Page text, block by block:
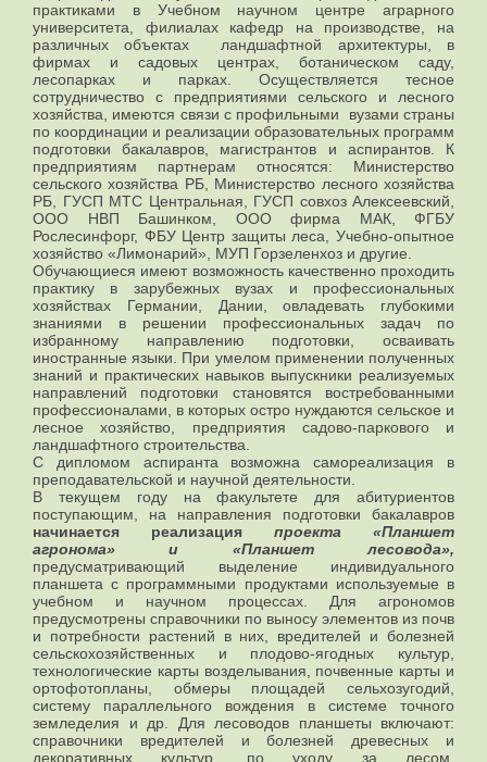
практиками в Учебном научном центре аграрного
университета, филиалах кафедр на производстве, на
различных объектах ландшафтной архитектуры, в
фирмах и садовых центрах, ботаническом саду,
лесопарках и парках. Осуществляется тесное
сотрудничество с предприятиями сельского и лесного
хозяйства, имеются связи с профильными вузами страны
по координации и реализации образовательных программ
подготовки бакалавров, магистрантов и аспирантов. К
предприятиям партнерам относятся: Министерство
сельского хозяйства РБ, Министерство лесного хозяйства
РБ, ГУСП МТС Центральная, ГУСП совхоз Алексеевский,
ООО НВП Башинком, ООО фирма МАК, ФГБУ
Рослесинфорг, ФБУ Центр защиты леса, Учебно-опытное
хозяйство «Лимонарий», МУП Горзеленхоз и другие.
Обучающиеся имеют возможность качественно проходить
практику в зарубежных вузах и профессиональных
хозяйствах Германии, Дании, овладевать глубокими
знаниями в решении профессиональных задач по
избранному направлению подготовки, осваивать
иностранные языки. При умелом применении полученных
знаний и практических навыков выпускники реализуемых
направлений подготовки становятся востребованными
профессионалами, в которых остро нуждаются сельское и
лесное хозяйство, предприятия садово-паркового и
ландшафтного строительства.
С дипломом аспиранта возможна самореализация в
преподавательской и научной деятельности.
В текущем году на факультете для абитуриентов
поступающим, на направления подготовки бакалавров
начинается реализация проекта «Планшет
агронома» и «Планшет лесовода»,
предусматривающий выделение индивидуального
планшета с программными продуктами используемые в
учебном и научном процессах. Для агрономов
предусмотрены справочники по выносу элементов из почв
и потребности растений в них, вредителей и болезней
сельскохозяйственных и плодово-ягодных культур,
технологические карты возделывания, почвенные карты и
ортофотопланы, обмеры площадей сельхозугодий,
систему параллельного вождения в системе точного
земледелия и др. Для лесоводов планшеты включают:
справочники вредителей и болезней древесных и
декоративных культур, по уходу за лесом,